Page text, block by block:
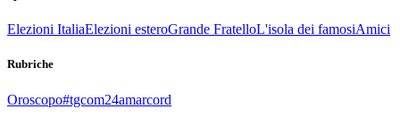
Elezioni ItaliaElezioni esteroGrande FratelloL'isola dei famosiAmici
Rubriche
Oroscopo#tgcom24amarcord